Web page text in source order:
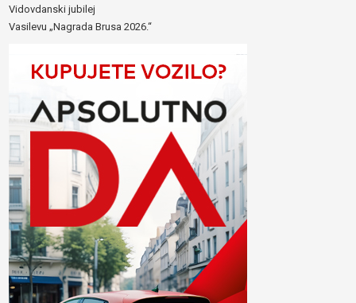
Vidovdanski jubilej
Vasilevu „Nagrada Brusa 2026.“